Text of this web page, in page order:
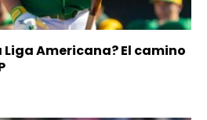
Liga Americana? El camino